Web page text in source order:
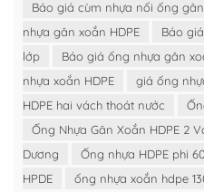
Báo giá cùm nhựa nối ống
nhựa gân xoắn HDPE
Báo
lớp
Báo giá ống nhựa gân
nhựa xoắn HDPE
giá ống
HDPE hai vách thoát nước
Ống Nhựa Gân Xoắn HDPE 2
Dương
Ống nhựa HDPE phi 60
HPDE
ống nhựa xoắn hdpe